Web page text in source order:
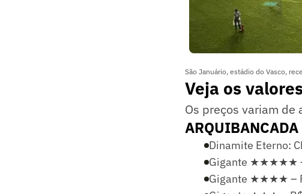
São Januário, estádio do Vasco,
Veja os
Os preços variam de
ARQUIBANCADA
Dinamite Eterno:
Gigante ★★★★★
Gigante ★★★★ –